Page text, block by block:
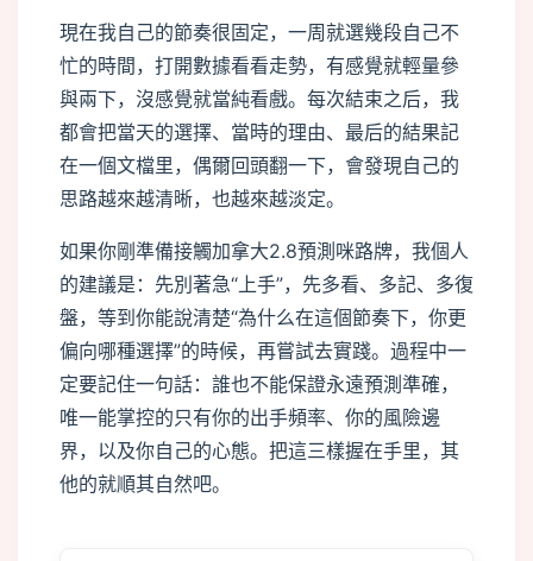
現在我自己的節奏很固定，一周就選幾段自己不
忙的時間，打開數據看看走勢，有感覺就輕量參
與兩下，沒感覺就當純看戲。每次結束之后，我
都會把當天的選擇、當時的理由、最后的結果記
在一個文檔里，偶爾回頭翻一下，會發現自己的
思路越來越清晰，也越來越淡定。
如果你剛準備接觸加拿大2.8預測咪路牌，我個人
的建議是：先別著急“上手”，先多看、多記、多復
盤，等到你能說清楚“為什么在這個節奏下，你更
偏向哪種選擇”的時候，再嘗試去實踐。過程中一
定要記住一句話：誰也不能保證永遠預測準確，
唯一能掌控的只有你的出手頻率、你的風險邊
界，以及你自己的心態。把這三樣握在手里，其
他的就順其自然吧。